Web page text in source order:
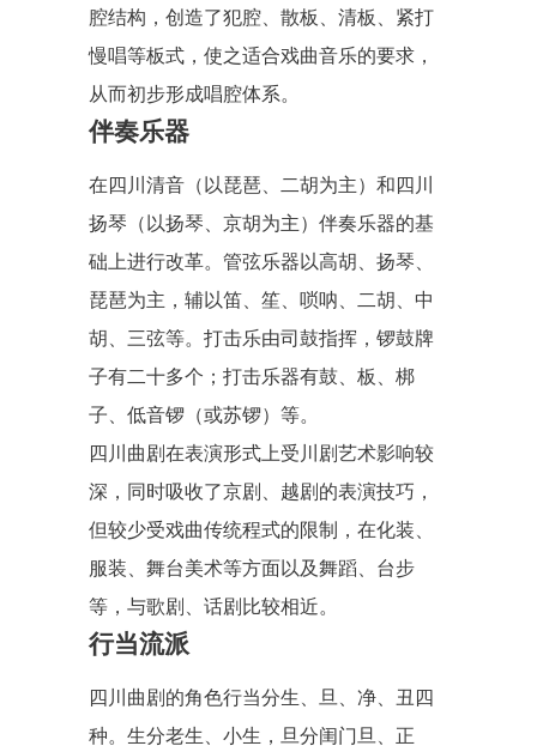
腔结构，创造了犯腔、散板、清板、紧打
慢唱等板式，使之适合戏曲音乐的要求，
从而初步形成唱腔体系。
伴奏乐器
在四川清音（以琵琶、二胡为主）和四川
扬琴（以扬琴、京胡为主）伴奏乐器的基
础上进行改革。管弦乐器以高胡、扬琴、
琵琶为主，辅以笛、笙、唢呐、二胡、中
胡、三弦等。打击乐由司鼓指挥，锣鼓牌
子有二十多个；打击乐器有鼓、板、梆
子、低音锣（或苏锣）等。
四川曲剧在表演形式上受川剧艺术影响较
深，同时吸收了京剧、越剧的表演技巧，
但较少受戏曲传统程式的限制，在化装、
服装、舞台美术等方面以及舞蹈、台步
等，与歌剧、话剧比较相近。
行当流派
四川曲剧的角色行当分生、旦、净、丑四
种。生分老生、小生，旦分闺门旦、正